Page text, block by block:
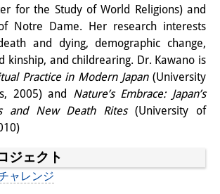
ーシリーズ
ウム・会議
ョップ
イベント
の概要
for the Study of World Religions) and
Notre Dame. Her research interests
and dying, demographic change,
kinship, and childrearing. Dr. Kawano is
Practice in Modern Japan(University
2005) and
Nature’s Embrace: Japan’s
and New Death Rites(University of
ジェクト
ャレンジ